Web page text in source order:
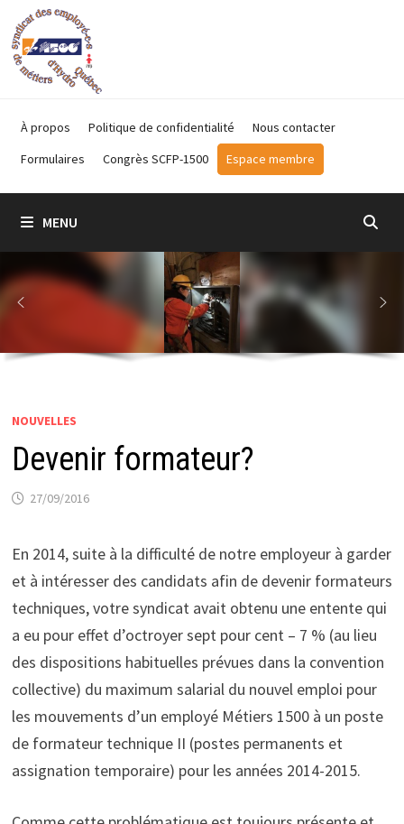
Passer
au
contenu
À propos Politique de confidentialité
Nous contacter
Formulaires
Congrès SCFP-1500 Espace membre
MENU
NOUVELLES
Devenir formateur?
27/09/2016
En 2014, suite à la difficulté de notre employeur à garder
et à intéresser des candidats afin de devenir formateurs
techniques, votre syndicat avait obtenu une entente qui
a eu pour effet d’octroyer sept pour cent – 7 % (au lieu
des dispositions habituelles prévues dans la convention
collective) du maximum salarial du nouvel emploi pour
les mouvements d’un employé Métiers 1500 à un poste
de formateur technique II (postes permanents et
assignation temporaire) pour les années 2014-2015.